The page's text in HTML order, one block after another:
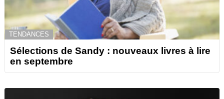
TENDANCES
Sélections de Sandy : nouveaux livres à lire
en septembre